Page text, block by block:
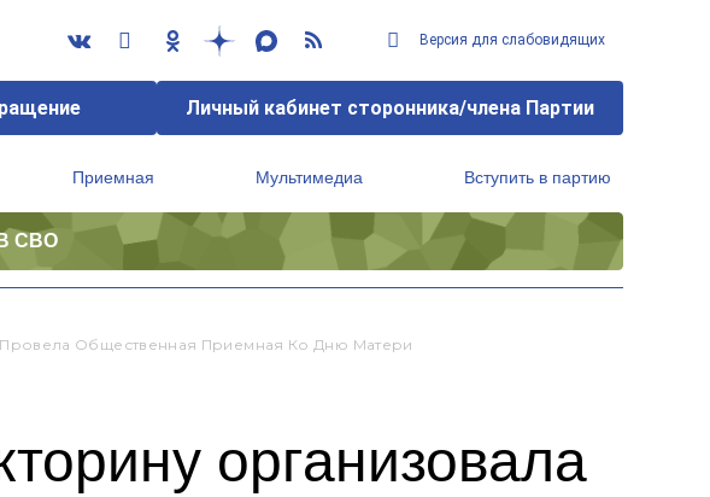
Версия для слабовидящих
Личный кабинет сторонника/члена Партии
Приемная Мультимедиа Вступить в партию
СВО
Общественная Приемная Ко Дню Матери
организовала